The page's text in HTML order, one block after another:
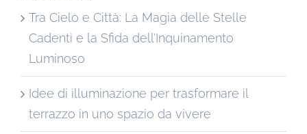
Tra Cielo e Città: La Magia delle Stelle
Cadenti e la Sfida dell’Inquinamento
Luminoso
Idee di illuminazione per trasformare il
terrazzo in uno spazio da vivere